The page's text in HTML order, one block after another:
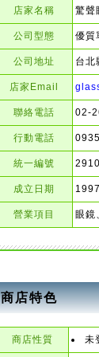
店家名稱 驚聲
公司型態 優質
公司地址 台北
店家Email
聯絡電話 02-
行動電話
統一編號
成立日期
營業項目 眼鏡
商店特色
商店性質 未